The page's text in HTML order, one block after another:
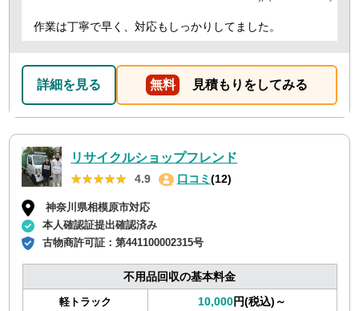
作業は丁寧で早く、対応もしっかりしてました。
詳細を見る 無料 見積もりをしてみる
リサイクルショップフレンド
★★★★★
★★★★★ 4.9 口コミ (12)
神奈川県相模原市対応
本人確認証提出確認済み
古物商許可証：第441100002315号
不用品回収の基本料金
軽トラック 10,000円(税込)～